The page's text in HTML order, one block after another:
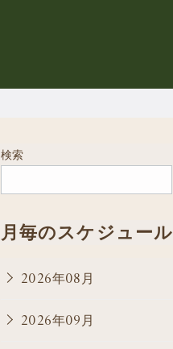
検索
月毎のスケジュール
2026年08月
2026年09月